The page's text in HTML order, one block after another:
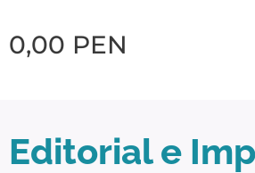
0,00 PEN
Editorial e